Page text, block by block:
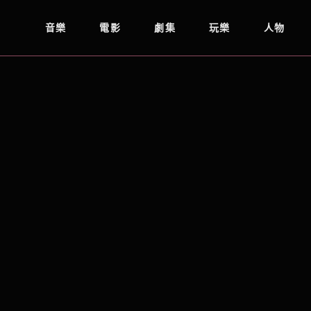
音樂 電影 劇集 玩樂 人物